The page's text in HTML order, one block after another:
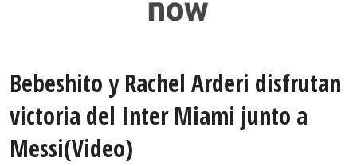
Bebeshito y Rachel Arderi disfrutan
victoria del Inter Miami junto a
Messi(Video)